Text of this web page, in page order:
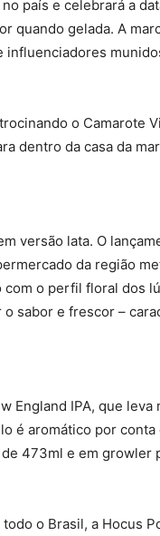
país e celebrará a
quando gelada. A
o Camarote
dentro da casa da
versão lata. O
da região
o perfil floral dos
sabor e frescor –
England IPA, que
é aromático por
473ml e em growler
o Brasil, a Hocus